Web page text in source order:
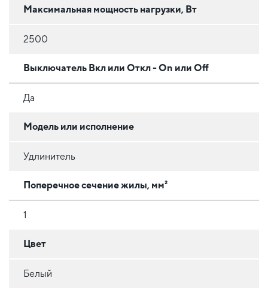
Максимальная мощность нагрузки, Вт
2500
Выключатель Вкл или Откл - On или Off
Да
Модель или исполнение
Удлинитель
Поперечное сечение жилы, мм²
1
Цвет
Белый